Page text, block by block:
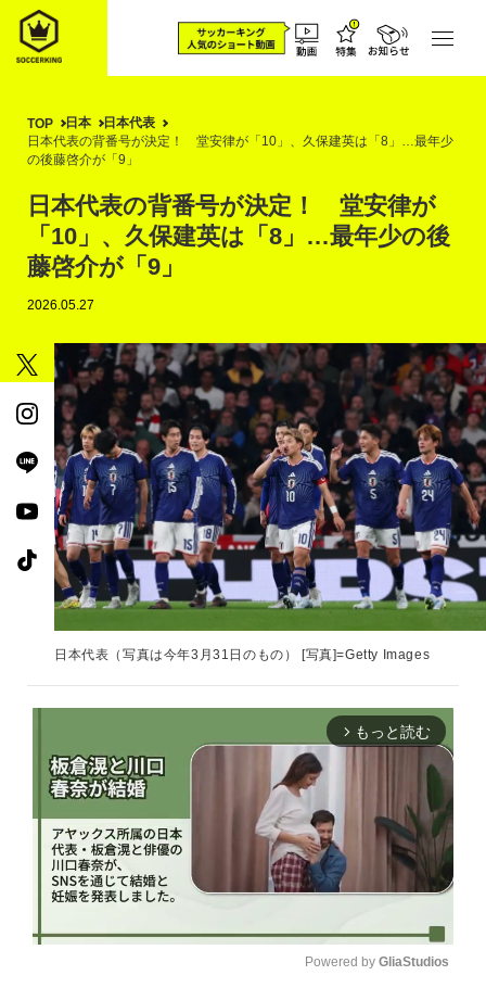
TOP 日本
日本代表
日本代表の背番号が決定！ 堂安律が「10」、久保建英は「8」…最年少
の後藤啓介が「9」
日本代表の背番号が決定！ 堂安律が
「10」、久保建英は「8」…最年少の後
藤啓介が「9」
2026.05.27
日本代表（写真は今年3月31日のもの） [写真]=Getty Images
arrow_forward_ios もっと読む
Powered by GliaStudios